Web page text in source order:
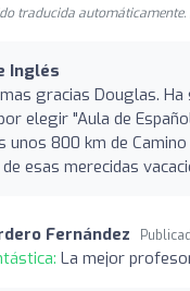
traducida automáticamente.
Inglés
gracias Douglas.
elegir "Aula de
unos 800 km de
esas merecidas
Fernández
La mejor